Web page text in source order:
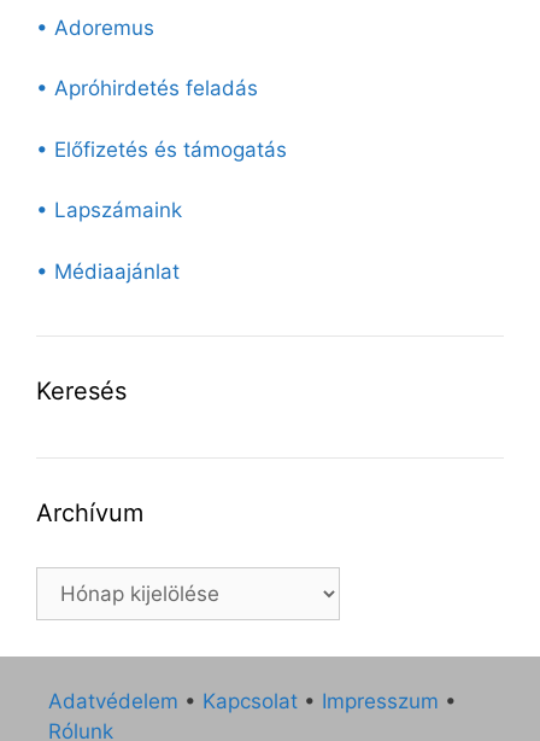
• Adoremus
• Apróhirdetés feladás
• Előfizetés és támogatás
• Lapszámaink
• Médiaajánlat
Keresés
Archívum
Archívum
Adatvédelem • Kapcsolat • Impresszum •
Rólunk